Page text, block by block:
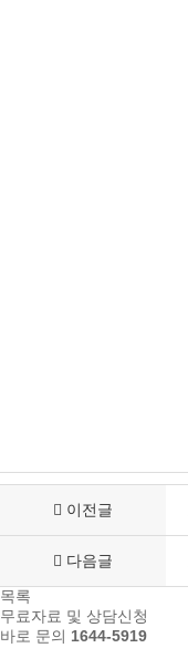
이전글
다음글
목록
무료자료 및 상담신청
바로 문의 1644-5919